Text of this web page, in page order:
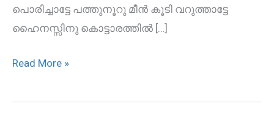
പൊരിച്ചാട്ടേ പത്തുനൂറു മീന്‍ കൂടി വറുത്താട്ടേ
ഹൈനസ്സിനു കൊട്ടാരത്തില്‍ […]
Read More »